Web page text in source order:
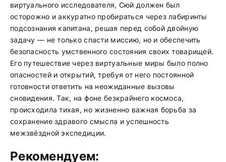
виртуального исследователя, Сюй должен был
осторожно и аккуратно пробираться через лабиринты
подсознания капитана, решая перед собой двойную
задачу — не только спасти миссию, но и обеспечить
безопасность умственного состояния своих товарищей.
Его путешествие через виртуальные миры было полно
опасностей и открытий, требуя от него постоянной
готовности ответить на неожиданные вызовы
сновидения. Так, на фоне безкрайнего космоса,
происходила тихая, но жизненно важная борьба за
сохранение здравого смысла и успешность
межзвёздной экспедиции.
Рекомендуем: